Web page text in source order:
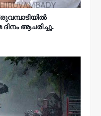
ആചരിച്ചു.